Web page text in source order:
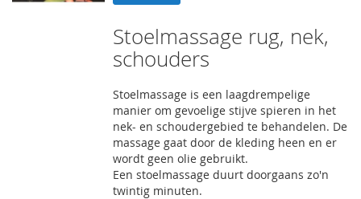
Stoelmassage rug, nek,
schouders
Stoelmassage is een laagdrempelige
manier om gevoelige stijve spieren in het
nek- en schoudergebied te behandelen. De
massage gaat door de kleding heen en er
wordt geen olie gebruikt.
Een stoelmassage duurt doorgaans zo'n
twintig minuten.